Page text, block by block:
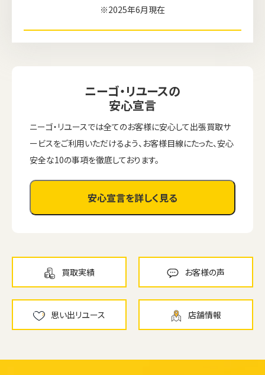
※2025年6月現在
ニーゴ・リユースの
安心宣言
ニーゴ・リユースでは全てのお客様に安心して出張買取サ
ービスをご利用いただけるよう、お客様目線にたった、安心
安全な10の事項を徹底しております。
安心宣言を詳しく見る
買取実績 お客様の声
思い出リユース 店舗情報